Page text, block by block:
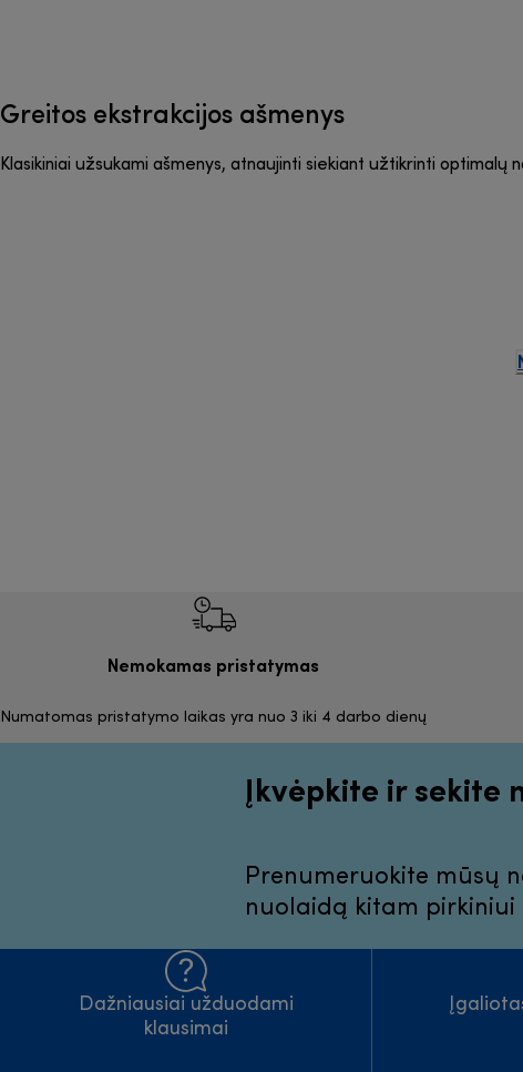
Greitos ekstrakcijos ašmenys
Klasikiniai užsukami ašmenys, atnaujinti siekiant užtikrinti
Nemokamas pristatymas
Numatomas pristatymo laikas yra nuo 3 iki 4 darbo dienų
Įkvėpkite ir sekite
Prenumeruokite mūsų
nuolaidą kitam pirkiniui
Dažniausiai užduodami
klausimai